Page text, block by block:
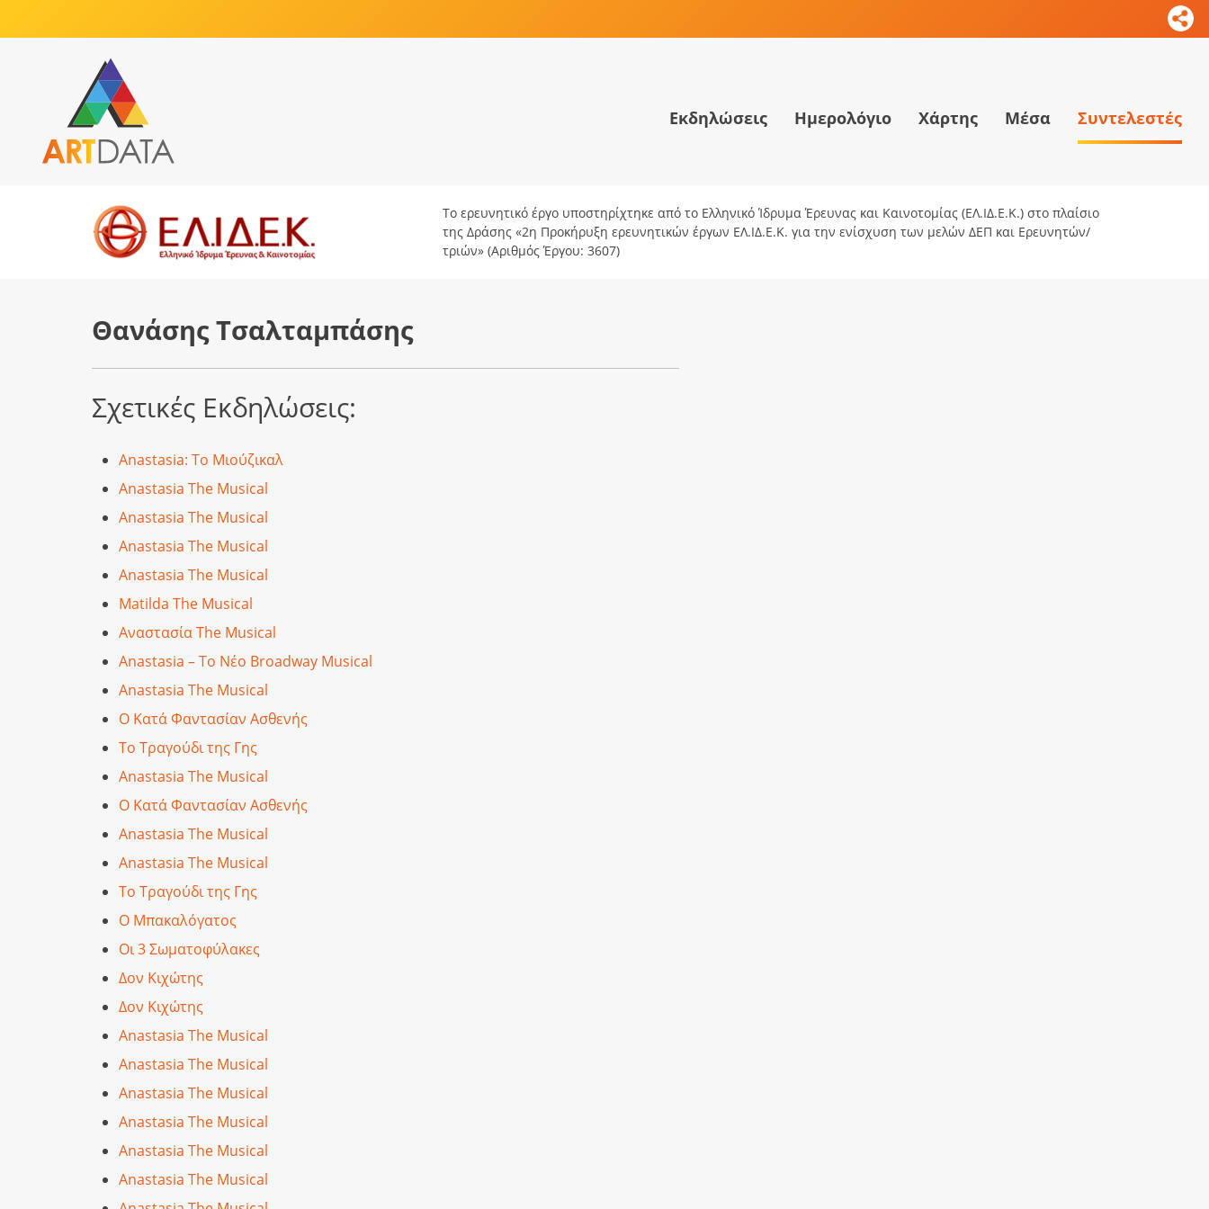
Εκδηλώσεις Ημερολόγιο Χάρτης Μέσα Συντελεστές
Το ερευνητικό έργο υποστηρίχτηκε από το Ελληνικό Ίδρυμα Έρευνας και Καινοτομίας (ΕΛ.ΙΔ.Ε.Κ.) στο πλαίσιο
της Δράσης «2η Προκήρυξη ερευνητικών έργων ΕΛ.ΙΔ.Ε.Κ. για την ενίσχυση των μελών ΔΕΠ και Ερευνητών/
τριών» (Αριθμός Έργου: 3607)
Θανάσης Τσαλταμπάσης
Σχετικές Εκδηλώσεις:
Anastasia: Το Μιούζικαλ
Anastasia The Musical
Anastasia The Musical
Anastasia The Musical
Anastasia The Musical
Matilda The Musical
Αναστασία The Musical
Anastasia – Το Νέο Broadway Musical
Anastasia The Musical
Ο Κατά Φαντασίαν Ασθενής
Το Τραγούδι της Γης
Anastasia The Musical
Ο Κατά Φαντασίαν Ασθενής
Anastasia The Musical
Anastasia The Musical
Το Τραγούδι της Γης
Ο Μπακαλόγατος
Οι 3 Σωματοφύλακες
Δον Κιχώτης
Δον Κιχώτης
Anastasia The Musical
Anastasia The Musical
Anastasia The Musical
Anastasia The Musical
Anastasia The Musical
Anastasia The Musical